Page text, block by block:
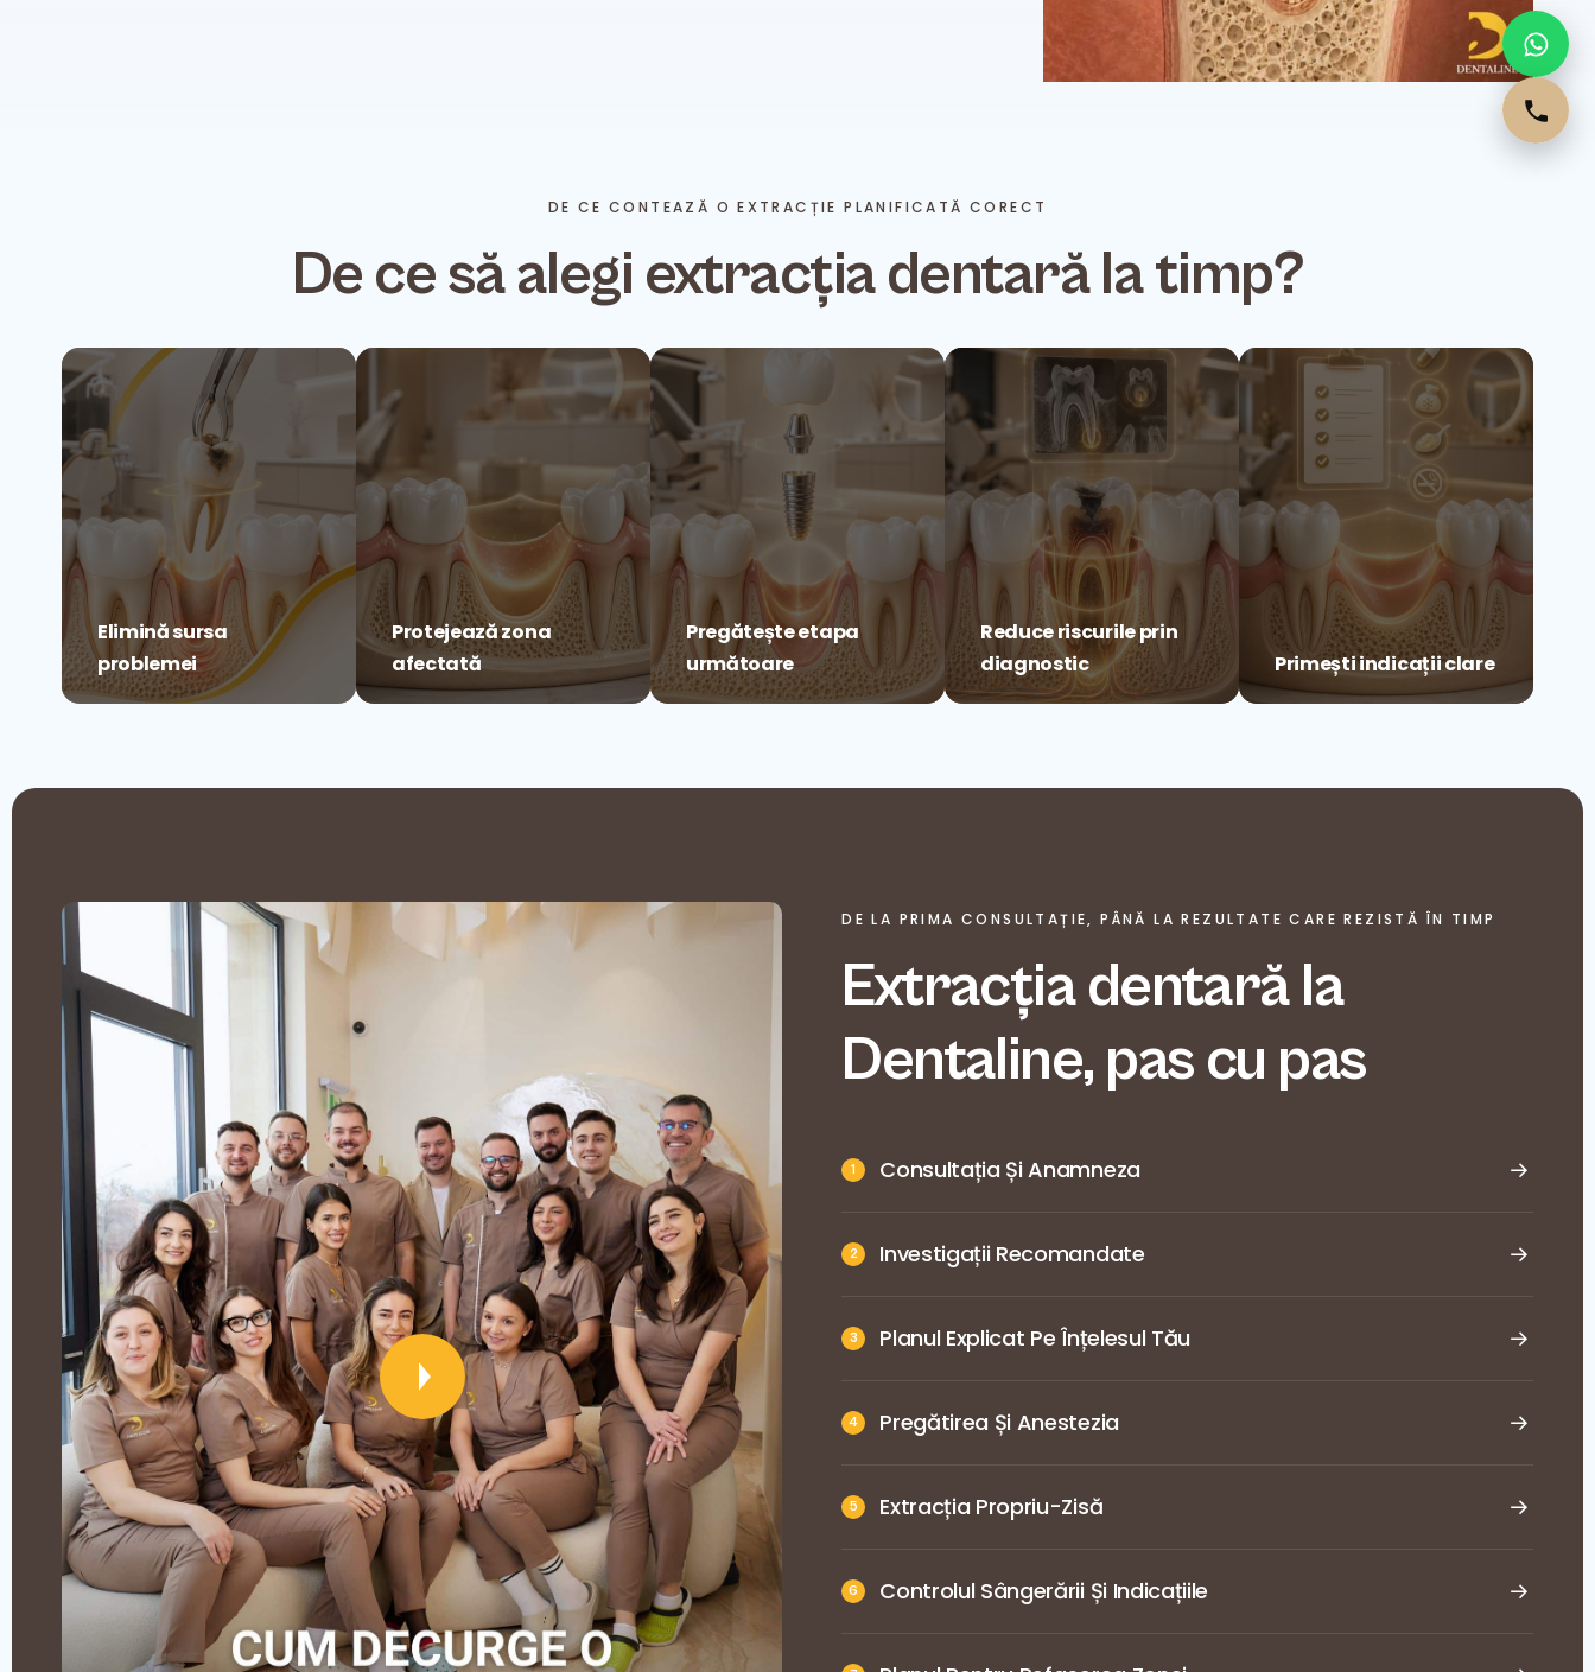
DE CE CONTEAZĂ O EXTRACȚIE PLANIFICATĂ CORECT
De ce să alegi extracția dentară la timp?
Elimină sursa
problemei
Protejează zona
afectată
Pregătește etapa
următoare
Reduce riscurile prin
diagnostic
Primești indicații clare
DE LA PRIMA CONSULTAȚIE, PÂNĂ LA REZULTATE CARE REZISTĂ ÎN TIMP
Extracția dentară la
Dentaline, pas cu pas
Consultația Și Anamneza
Investigații Recomandate
Planul Explicat Pe Înțelesul Tău
Pregătirea Și Anestezia
Extracția Propriu-Zisă
Controlul Sângerării Și Indicațiile